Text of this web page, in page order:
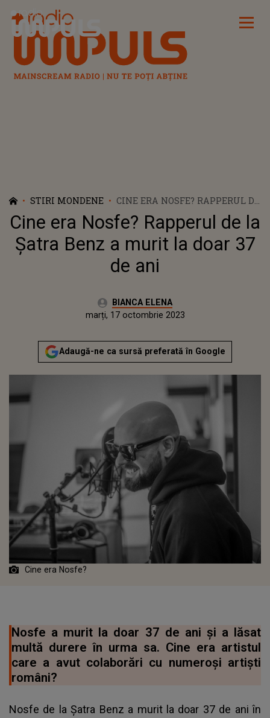
Radio Impuls
STIRI MONDENE
CINE ERA NOSFE? RAPPERUL DE
LA ȘATRA BENZ A MURIT LA
DOAR 37 DE ANI
Cine era Nosfe? Rapperul de la
Șatra Benz a murit la doar 37
de ani
Autor:BIANCA ELENA
luni, 17 octombrie 2022Actualizat:
marți, 17 octombrie 2023
Adaugă-ne ca sursă preferată în Google
Cine era Nosfe?
Nosfe a murit la doar 37 de ani și a lăsat
multă durere în urma sa. Cine era artistul
care a avut colaborări cu numeroși artiști
români?
Nosfe de la Șatra Benz a murit la doar 37 de ani în